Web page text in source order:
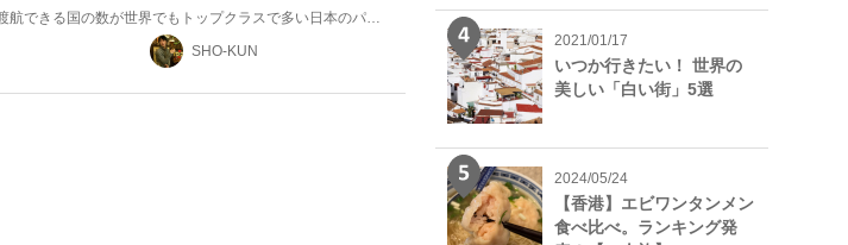
ビザ無しで渡航できる国の数が世界でもトップクラスで多い日本のパスポートですが、ビザが必要な国の代名詞...
SHO-KUN
2021/01/17
いつか行きたい！ 世界の
美しい「白い街」5選
2024/05/24
【香港】エビワンタンメン
食べ比べ。ランキング発